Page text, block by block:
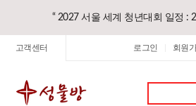
“ 2027 서울 세계 청년대회 일정 :
고객센터 로그인 회원